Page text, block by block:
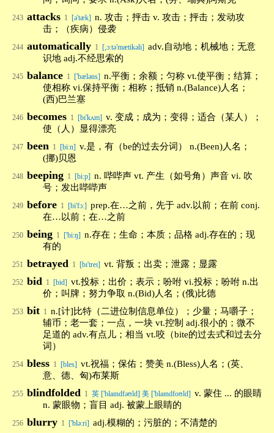
243 attacks 1 [ə'tæk] n. 攻击；抨击 v. 攻击；抨击；发动攻
击；（疾病）侵袭
244 automatically 1 [,ɔ:tə'mætikəli] adv.自动地；机械地；无意
识地 adj.不经思索的
245 balance 1 ['bæləns] n.平衡；余额；匀称 vt.使平衡；结算；
使相称 vi.保持平衡；相称；抵销 n.(Balance)人名；
(西)巴兰塞
246 becomes 1 [bɪ'kʌm] v. 变成；成为；变得；适合（某人）；
使（人）显得漂亮
247 been 1 [bi:n] v.是，有（be的过去分词） n.(Been)人名；
(挪)贝恩
248 beeping 1 [biːp] n. 哔哔声 vt. 产生（如号角）声音 vi. 吹
号；发出哔哔声
249 before 1 [bi'fɔ:] prep.在…之前，先于 adv.以前；在前 conj.
在…以前；在…之前
250 being 1 ['bi:ŋ] n.存在；生命；本质；品格 adj.存在的；现
有的
251 betrayed 1 [bɪ'treɪ] vt. 背叛；出卖；泄露；显露
252 bid 1 [bid] vt.投标；出价；表示；吩咐 vi.投标；吩咐 n.出
价；叫牌；努力争取 n.(Bid)人名；(俄)比德
253 bit 1 n.[计]比特（二进位制信息单位）；少量；马嚼子；
辅币；老一套；一点，一块 vt.控制 adj.很小的；微不
足道的 adv.有点儿；相当 vt.咬（bite的过去式和过去分
词）
254 bless 1 [bles] vt.祝福；保佑；赞美 n.(Bless)人名；(英、
意、德、匈)布莱斯
255 blindfolded 1 英 ['blaɪndfəʊld] 美 ['blaɪndfoʊld] v. 蒙住 ... 的眼睛
n. 蒙眼物；盲目 adj. 被蒙上眼睛的
256 blurry 1 ['blə:ri] adj.模糊的；污脏的；不清楚的